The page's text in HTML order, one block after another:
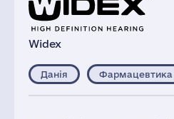
Widex
Данія Фармацевтика